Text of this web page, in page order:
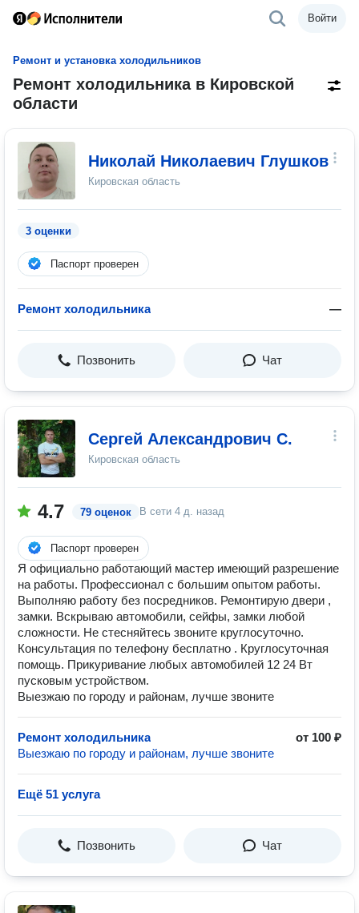
Войти
Ремонт и установка холодильников
Ремонт холодильника в Кировской
области
Николай Николаевич Глушков
Кировская область
3 оценки
Паспорт проверен
Ремонт холодильника —
Позвонить Чат
Сергей Александрович С.
Кировская область
4.7 79 оценок В сети 4 д. назад
Паспорт проверен
Я официально работающий мастер имеющий разрешение
на работы. Профессионал с большим опытом работы.
Выполняю работу без посредников. Ремонтирую двери ,
замки. Вскрываю автомобили, сейфы, замки любой
сложности. Не стесняйтесь звоните круглосуточно.
Консультация по телефону бесплатно . Круглосуточная
помощь. Прикуривание любых автомобилей 12 24 Вт
пусковым устройством.
Выезжаю по городу и районам, лучше звоните
Ремонт холодильника
от 100 ₽
Выезжаю по городу и районам, лучше звоните
Ещё 51 услуга
Позвонить Чат